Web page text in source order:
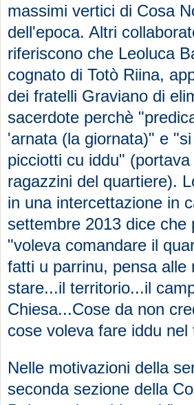
massimi vertici di Cosa
dell'epoca. Altri
riferiscono che Leoluca
cognato di Totò Riina,
dei fratelli Graviano di
sacerdote perchè
'arnata (la giornata)" e
picciotti cu iddu"
ragazzini del quartiere).
in una intercettazione in
settembre 2013 dice che
"voleva comandare il
fatti u parrinu, pensa alle
stare...il territorio...il
Chiesa...Cose da non
cose voleva fare iddu nel
Nelle motivazioni della
seconda sezione della